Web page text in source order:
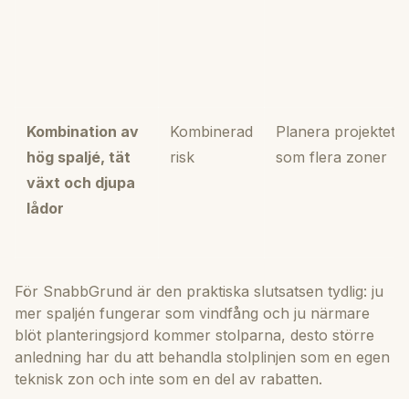
Kombination av
hög spaljé, tät
växt och djupa
lådor
Kombinerad
risk
Planera projektet
som flera zoner
För SnabbGrund är den praktiska slutsatsen tydlig: ju
mer spaljén fungerar som vindfång och ju närmare
blöt planteringsjord kommer stolparna, desto större
anledning har du att behandla stolplinjen som en egen
teknisk zon och inte som en del av rabatten.